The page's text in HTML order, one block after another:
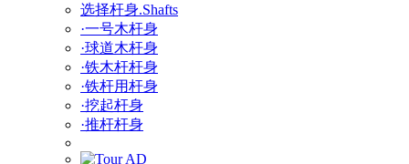
选择杆身.Shafts
·一号木杆身
·球道木杆身
·铁木杆杆身
·铁杆用杆身
·挖起杆身
·推杆杆身